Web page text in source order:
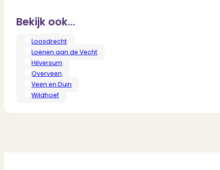
Bekijk ook...
Loosdrecht
Loenen aan de Vecht
Hilversum
Overveen
Veen en Duin
Wildhoef